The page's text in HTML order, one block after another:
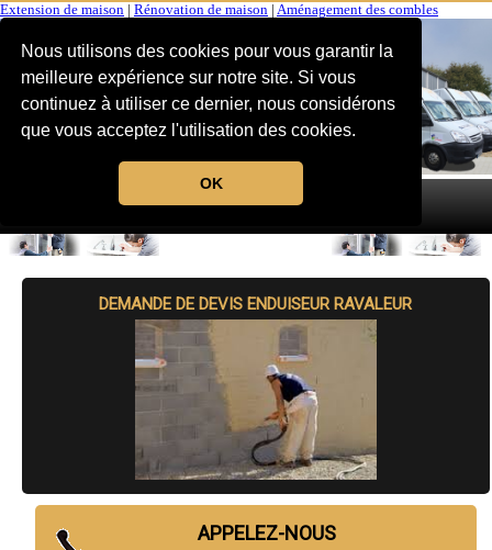
Nous utilisons des cookies pour vous garantir la
meilleure expérience sur notre site. Si vous
continuez à utiliser ce dernier, nous considérons
que vous acceptez l'utilisation des cookies.
OK
Extension de maison Rénovation de maison Aménagement des combles
MENU
DEMANDE DE DEVIS ENDUISEUR RAVALEUR
APPELEZ-NOUS